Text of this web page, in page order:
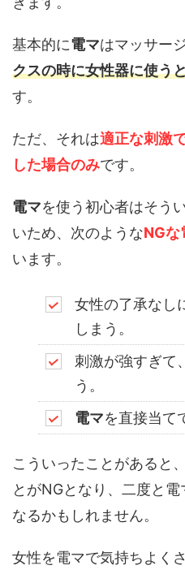
基本的に電マはマッサー
クスの時に女性器に使う
す。
ただ、それは適正な刺激
した場合のみです。
電マを使う初心者はそう
いため、次のようなNGな
います。
女性の了承なし
しまう。
刺激が強すぎて
う。
電マを直接当て
こういったことがあると
とがNGとなり、二度と
なるかもしれません。
女性を電マで気持ちよく